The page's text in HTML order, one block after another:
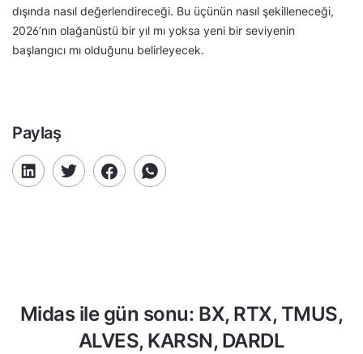
dışında nasıl değerlendireceği. Bu üçünün nasıl şekilleneceği,
2026’nın olağanüstü bir yıl mı yoksa yeni bir seviyenin
başlangıcı mı olduğunu belirleyecek.
Paylaş
Midas ile gün sonu: BX, RTX, TMUS,
ALVES, KARSN, DARDL